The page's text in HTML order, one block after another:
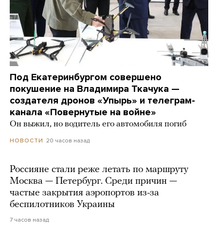
Под Екатеринбургом совершено
покушение на Владимира Ткачука —
создателя дронов «Упырь» и телеграм-
канала «Повернутые на войне»
Он выжил, но водитель его автомобиля погиб
НОВОСТИ 20 часов назад
Россияне стали реже летать по маршруту
Москва — Петербург. Среди причин —
частые закрытия аэропортов из-за
беспилотников Украины
7 часов назад